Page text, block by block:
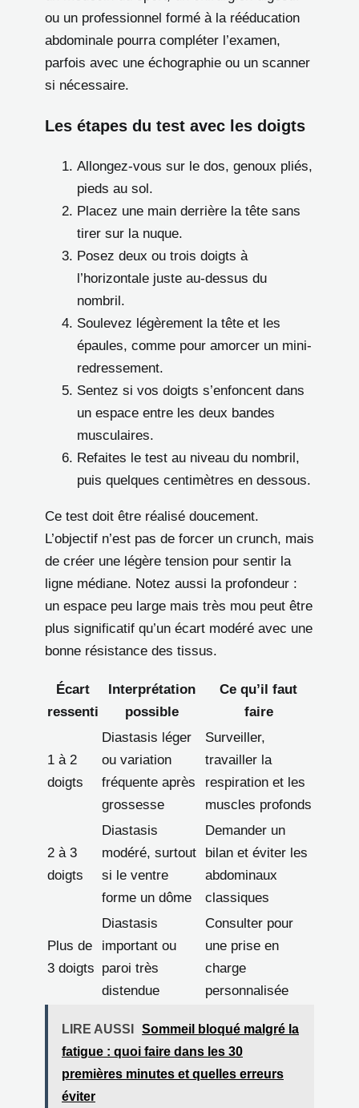
ou un professionnel formé à la rééducation
abdominale pourra compléter l’examen,
parfois avec une échographie ou un scanner
si nécessaire.
Les étapes du test avec les doigts
Allongez-vous sur le dos, genoux pliés,
pieds au sol.
Placez une main derrière la tête sans
tirer sur la nuque.
Posez deux ou trois doigts à
l’horizontale juste au-dessus du
nombril.
Soulevez légèrement la tête et les
épaules, comme pour amorcer un mini-
redressement.
Sentez si vos doigts s’enfoncent dans
un espace entre les deux bandes
musculaires.
Refaites le test au niveau du nombril,
puis quelques centimètres en dessous.
Ce test doit être réalisé doucement.
L’objectif n’est pas de forcer un crunch, mais
de créer une légère tension pour sentir la
ligne médiane. Notez aussi la profondeur :
un espace peu large mais très mou peut être
plus significatif qu’un écart modéré avec une
bonne résistance des tissus.
Écart
ressenti
Interprétation
possible
Ce qu’il faut
faire
1 à 2
doigts
Diastasis léger
ou variation
fréquente après
grossesse
Surveiller,
travailler la
respiration et les
muscles profonds
2 à 3
doigts
Diastasis
modéré, surtout
si le ventre
forme un dôme
Demander un
bilan et éviter les
abdominaux
classiques
Plus de
3 doigts
Diastasis
important ou
paroi très
distendue
Consulter pour
une prise en
charge
personnalisée
LIRE AUSSI
Sommeil bloqué malgré la
fatigue : quoi faire dans les 30
premières minutes et quelles erreurs
éviter